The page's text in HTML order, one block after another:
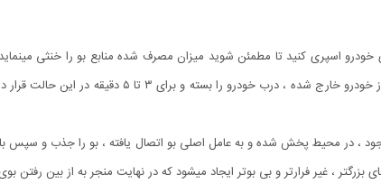
متغییر باشد سپس فن چرخش داخلی را روشن نموده
، در محیط پخش شده و به عامل اصلی بو اتصال یافته ، بو را جذب و
، غیر فرارتر و بی بوتر ایجاد میشود که در نهایت منجر به از بین رفتن